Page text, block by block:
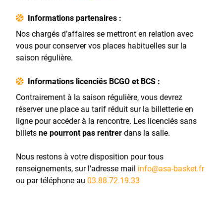
Informations partenaires :
Nos chargés d’affaires se mettront en relation avec
vous pour conserver vos places habituelles sur la
saison régulière.
Informations licenciés BCGO et BCS :
Contrairement à la saison régulière, vous devrez
réserver une place au tarif réduit sur la billetterie en
ligne pour accéder à la rencontre. Les licenciés sans
billetsne pourront pas rentrerdans la salle.
Nous restons à votre disposition pour tous
renseignements, sur l’adresse mail info@asa-basket.fr
ou par téléphone au 03.88.72.19.33